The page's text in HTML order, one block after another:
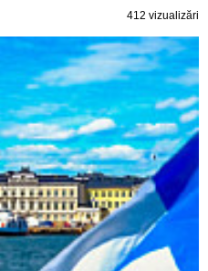
412 vizualizări